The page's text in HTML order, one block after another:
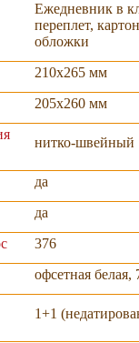
Ежедневник в
переплет,
обложки
210х265 мм
205х260 мм
нитко-швейный
да
да
376
офсетная белая,
1+1